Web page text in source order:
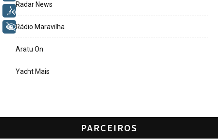
Radar News
Rádio Maravilha
Aratu On
Yacht Mais
PARCEIROS
+ Acessibilidade